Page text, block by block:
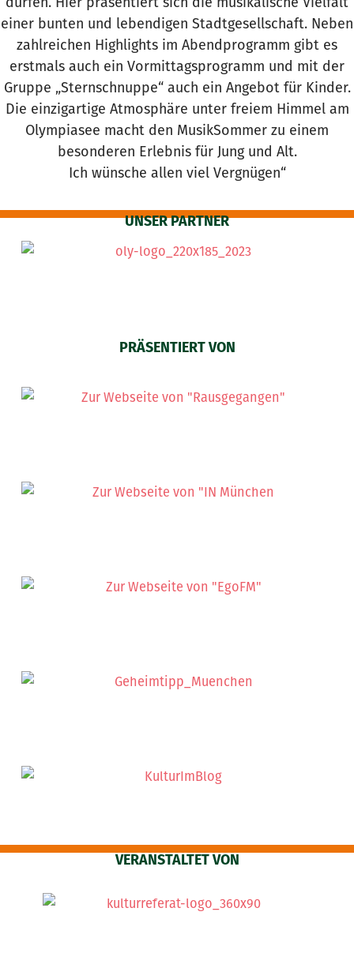
einer bunten und lebendigen Stadtgesellschaft. Neben
zahlreichen Highlights im Abendprogramm gibt es
erstmals auch ein Vormittagsprogramm und mit der
Gruppe „Sternschnuppe“ auch ein Angebot für Kinder.
Die einzigartige Atmosphäre unter freiem Himmel am
Olympiasee macht den MusikSommer zu einem
besonderen Erlebnis für Jung und Alt.
Ich wünsche allen viel Vergnügen“
UNSER PARTNER
PRÄSENTIERT VON
VERANSTALTET VON